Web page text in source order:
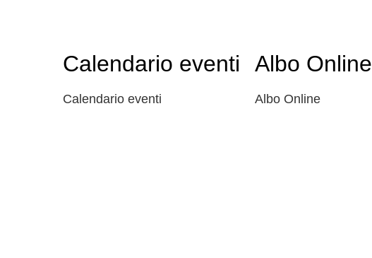
Calendario eventi
Calendario eventi
Albo Online
Albo Online